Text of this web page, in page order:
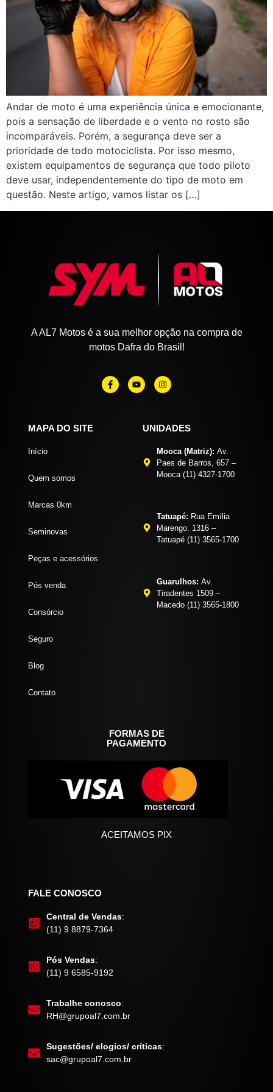
Andar de moto é uma experiência única e emocionante,
pois a sensação de liberdade e o vento no rosto são
incomparáveis. Porém, a segurança deve ser a
prioridade de todo motociclista. Por isso mesmo,
existem equipamentos de segurança que todo piloto
deve usar, independentemente do tipo de moto em
questão. Neste artigo, vamos listar os […]
A AL7 Motos é a sua melhor opção na compra de
motos Dafra do Brasil!
MAPA DO SITE
Início
Quem somos
Marcas 0km
Seminovas
Peças e acessórios
Pós venda
Consórcio
Seguro
Blog
Contato
UNIDADES
Mooca (Matriz): Av.
Paes de Barros, 657 –
Mooca (11) 4327-1700
Tatuapé: Rua Emília
Marengo. 1316 –
Tatuapé (11) 3565-1700
Guarulhos: Av.
Tiradentes 1509 –
Macedo (11) 3565-1800
FORMAS DE
PAGAMENTO
ACEITAMOS PIX
FALE CONOSCO
Central de Vendas:
(11) 9 8879-7364
Pós Vendas:
(11) 9 6585-9192
Trabalhe conosco:
RH@grupoal7.com.br
Sugestões/ elogios/ críticas:
sac@grupoal7.com.br